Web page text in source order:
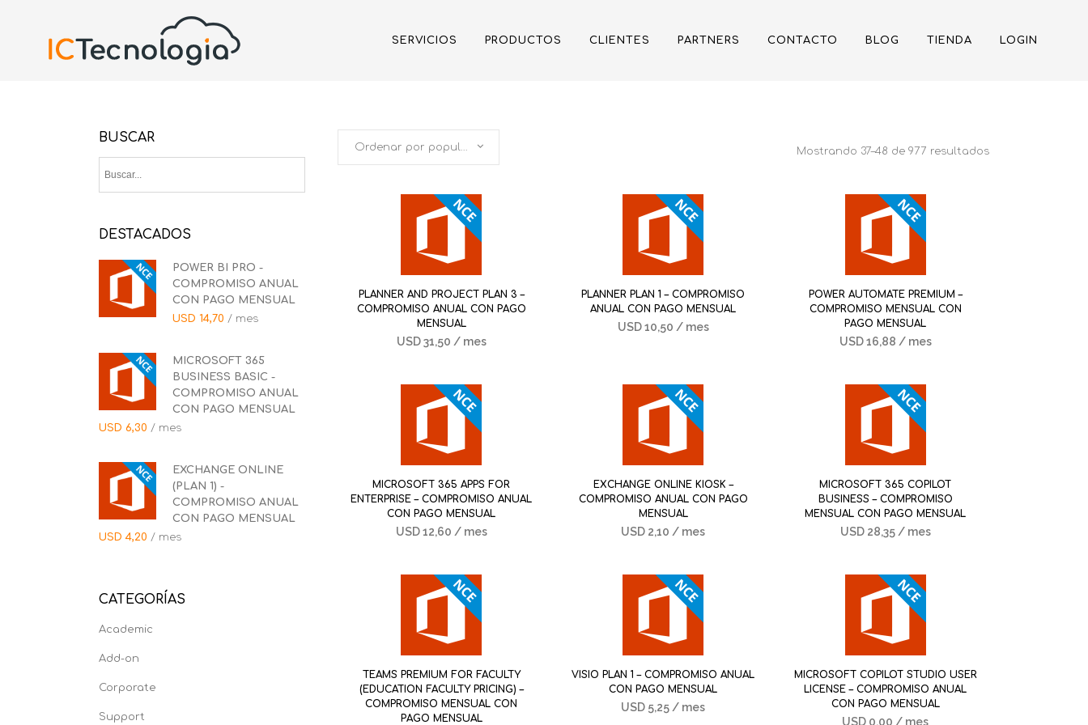
SERVICIOS PRODUCTOS CLIENTES PARTNERS CONTACTO BLOG TIENDA LOGIN
BUSCAR
DESTACADOS
POWER BI PRO -
COMPROMISO ANUAL
CON PAGO MENSUAL
USD 14,70 / mes
MICROSOFT 365
BUSINESS BASIC -
COMPROMISO ANUAL
CON PAGO MENSUAL
USD 6,30 / mes
EXCHANGE ONLINE
(PLAN 1) -
COMPROMISO ANUAL
CON PAGO MENSUAL
USD4,20 / mes
CATEGORÍAS
Academic
Add-on
Corporate
Support
Mostrando 37–48 de 977 resultados
Ordenar por popularidad
PLANNER AND PROJECT PLAN 3 –
COMPROMISO ANUAL CON PAGO
MENSUAL
USD31,50 / mes
PLANNER PLAN 1 – COMPROMISO
ANUAL CON PAGO MENSUAL
USD10,50 / mes
POWER AUTOMATE PREMIUM –
COMPROMISO MENSUAL CON
PAGO MENSUAL
USD16,88 / mes
MICROSOFT 365 APPS FOR
ENTERPRISE – COMPROMISO ANUAL
CON PAGO MENSUAL
USD12,60 / mes
EXCHANGE ONLINE KIOSK –
COMPROMISO ANUAL CON PAGO
MENSUAL
USD 2,10 / mes
MICROSOFT 365 COPILOT
BUSINESS – COMPROMISO
MENSUAL CON PAGO MENSUAL
USD 28,35 / mes
TEAMS PREMIUM FOR FACULTY
(EDUCATION FACULTY PRICING) –
COMPROMISO MENSUAL CON
PAGO MENSUAL
VISIO PLAN 1 – COMPROMISO ANUAL
CON PAGO MENSUAL
USD 5,25 / mes
MICROSOFT COPILOT STUDIO USER
LICENSE – COMPROMISO ANUAL
CON PAGO MENSUAL
USD 0,00 / mes